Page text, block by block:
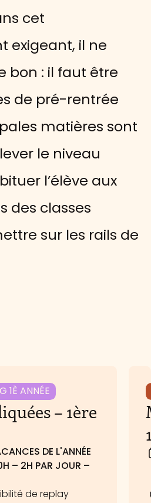
cet
exigeant, il ne
bon : il faut être
de pré-rentrée
matières sont
le niveau
l’élève aux
des classes
sur les rails de
1È ANNÉE
– 1ère
DE L'ANNÉE
– 2H PAR JOUR –
de replay